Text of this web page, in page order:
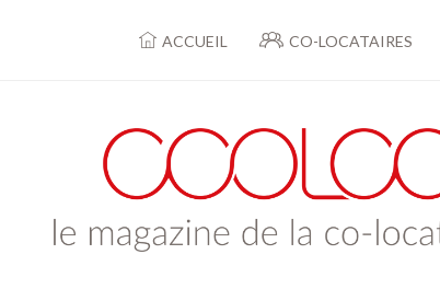
ACCUEIL CO-LOCATAIRES